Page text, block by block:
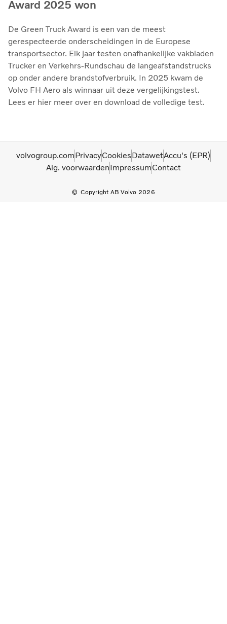
Award 2025 won
De Green Truck Award is een van de meest
gerespecteerde onderscheidingen in de Europese
transportsector. Elk jaar testen onafhankelijke vakbladen
Trucker en Verkehrs-Rundschau de langeafstandstrucks
op onder andere brandstofverbruik. In 2025 kwam de
Volvo FH Aero als winnaar uit deze vergelijkingstest.
Lees er hier meer over en download de volledige test.
Copyright AB Volvo 2026
volvogroup.comPrivacyCookiesDatawetAccu's (EPR)
Alg. voorwaardenImpressumContact